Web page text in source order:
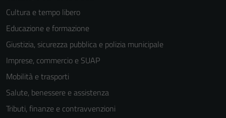
Cultura e tempo libero
Educazione e formazione
Giustizia, sicurezza pubblica e polizia municipale
Imprese, commercio e SUAP
Mobilità e trasporti
Salute, benessere e assistenza
Tributi, finanze e contravvenzioni